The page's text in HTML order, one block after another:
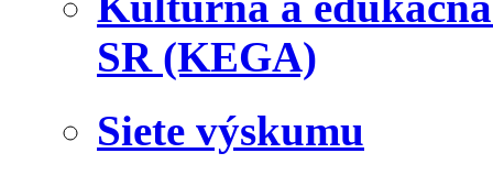
SR (KEGA)
Siete výskumu